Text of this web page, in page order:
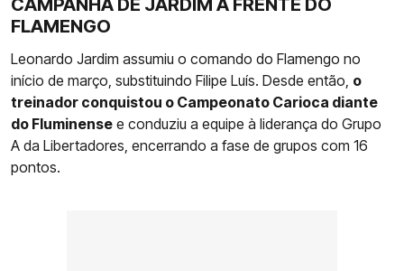
CAMPANHA DE JARDIM À FRENTE DO
FLAMENGO
Leonardo Jardim assumiu o comando do Flamengo no
início de março, substituindo Filipe Luís. Desde então, o
treinador conquistou o Campeonato Carioca diante
do Fluminense e conduziu a equipe à liderança do Grupo
A da Libertadores, encerrando a fase de grupos com 16
pontos.